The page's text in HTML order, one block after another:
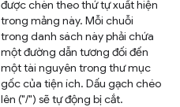
được chèn theo thứ tự xuất hiện
trong mảng này. Mỗi chuỗi
trong danh sách này phải chứa
một đường dẫn tương đối đến
một tài nguyên trong thư mục
gốc của tiện ích. Dấu gạch chéo
lên ("/") sẽ tự động bị cắt.